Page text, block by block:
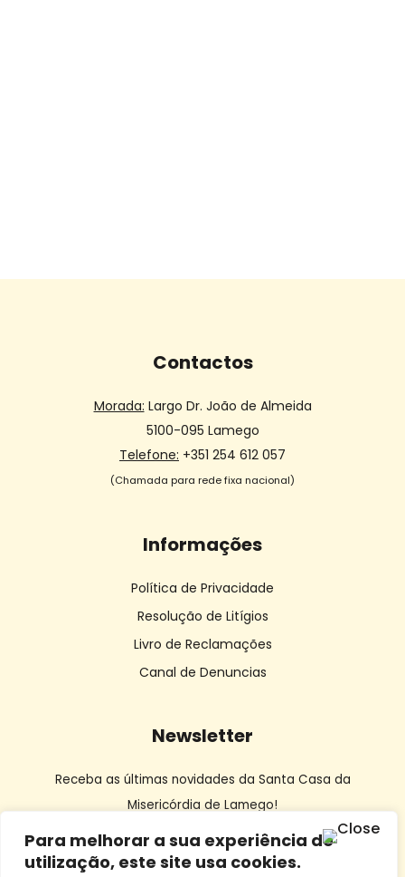
Para melhorar a sua experiência de
utilização, este site usa cookies.
Contactos
Morada: Largo Dr. João de Almeida
5100-095 Lamego
Telefone: +351 254 612 057
(Chamada para rede fixa nacional)
Informações
Política de Privacidade
Resolução de Litígios
Livro de Reclamações
Canal de Denuncias
Newsletter
Receba as últimas novidades da Santa Casa da
Misericórdia de Lamego!